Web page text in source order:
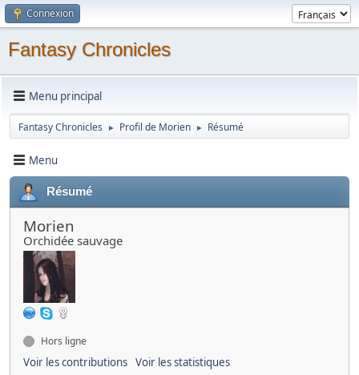
Connexion
Fantasy Chronicles
Menu principal
Fantasy Chronicles ► Profil de Morien ► Résumé
Menu
Résumé
Morien
Orchidée sauvage
Hors ligne
Voir les contributions Voir les statistiques